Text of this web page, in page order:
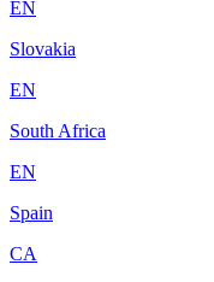
EN
Slovakia
EN
South Africa
EN
Spain
CA